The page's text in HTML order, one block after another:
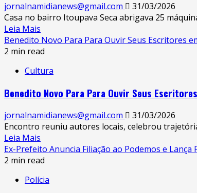
jornalnamidianews@gmail.com
31/03/2026
Casa no bairro Itoupava Seca abrigava 25
Leia Mais
Benedito Novo Para Para Ouvir Seus Escritores
2 min read
Cultura
Benedito Novo Para Para Ouvir Seus
jornalnamidianews@gmail.com
31/03/2026
Encontro reuniu autores locais, celebrou
Leia Mais
Ex-Prefeito Anuncia Filiação ao Podemos e
2 min read
Polícia